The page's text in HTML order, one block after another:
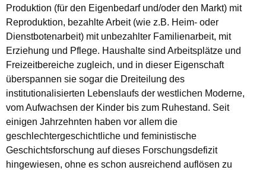
Produktion (für den Eigenbedarf und/oder den Markt) mit
Reproduktion, bezahlte Arbeit (wie z.B. Heim- oder
Dienstbotenarbeit) mit unbezahlter Familienarbeit, mit
Erziehung und Pflege. Haushalte sind Arbeitsplätze und
Freizeitbereiche zugleich, und in dieser Eigenschaft
überspannen sie sogar die Dreiteilung des
institutionalisierten Lebenslaufs der westlichen Moderne,
vom Aufwachsen der Kinder bis zum Ruhestand. Seit
einigen Jahrzehnten haben vor allem die
geschlechtergeschichtliche und feministische
Geschichtsforschung auf dieses Forschungsdefizit
hingewiesen, ohne es schon ausreichend auflösen zu